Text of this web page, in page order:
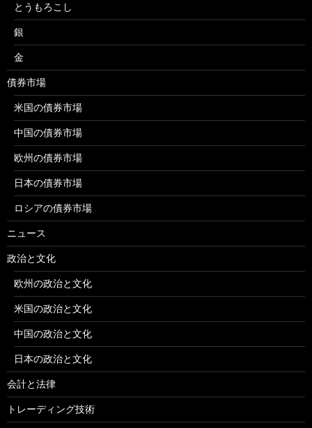
とうもろこし
銀
金
債券市場
米国の債券市場
中国の債券市場
欧州の債券市場
日本の債券市場
ロシアの債券市場
ニュース
政治と文化
欧州の政治と文化
米国の政治と文化
中国の政治と文化
日本の政治と文化
会計と法律
トレーディング技術